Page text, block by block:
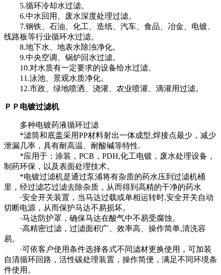
5.循环冷却水过滤。
6.中水回用、废水深度处理过滤。
7.钢铁、石油、化工、造纸、汽车、食品、冶金、电镀、
线路板等行业循环水过滤。
8.地下水、地表水除浊净化。
9.中央空调、锅炉回水过滤。
10.对水质有一定要求的设备给水过滤。
11.泳池、景观水质净化。
12.市政、绿地喷洒、浇灌、农业喷灌、滴灌用过滤。
ＰＰ电镀过滤机
多种电镀药液循环过滤
*滤筒和底盖采用PP材料射出一体成型,焊接点最少，减少
泄漏几率，具有耐高温、耐酸碱等特性.
*应用于：涂装，PCB，PDH,化工电镀，废水处理设备，
制药环保，以及表面处理技术。
*电镀过滤机是通过泵浦将有杂质的药水压到过滤机桶
里，经过滤芯过滤去除杂质，从而得到高精的干净的药水
·安全开关装置，当马达过载或单相运转时,安全开关自动
切断电源，从而保护马达不易损坏。
·马达防护罩，确保马达在酸气中不易受腐蚀。
·高精密过滤，过滤面积广、效率高、操作简单,清洗容
易。
·可依客户使用条件选择各式不同滤材更换使用，可加装
自清循环回路，活性碳处理装置，操作简便，满足不同环境条
件使用。